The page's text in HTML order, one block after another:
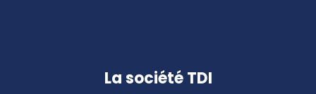
La société TDI